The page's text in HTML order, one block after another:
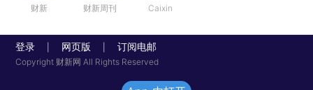
财新 财新周刊 Caixin
登录 网页版 订阅电邮
Copyright 财新网 All Rights Reserved